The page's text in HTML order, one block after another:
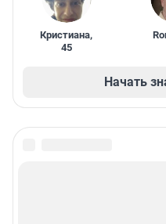
Кристиана,
45
Начать